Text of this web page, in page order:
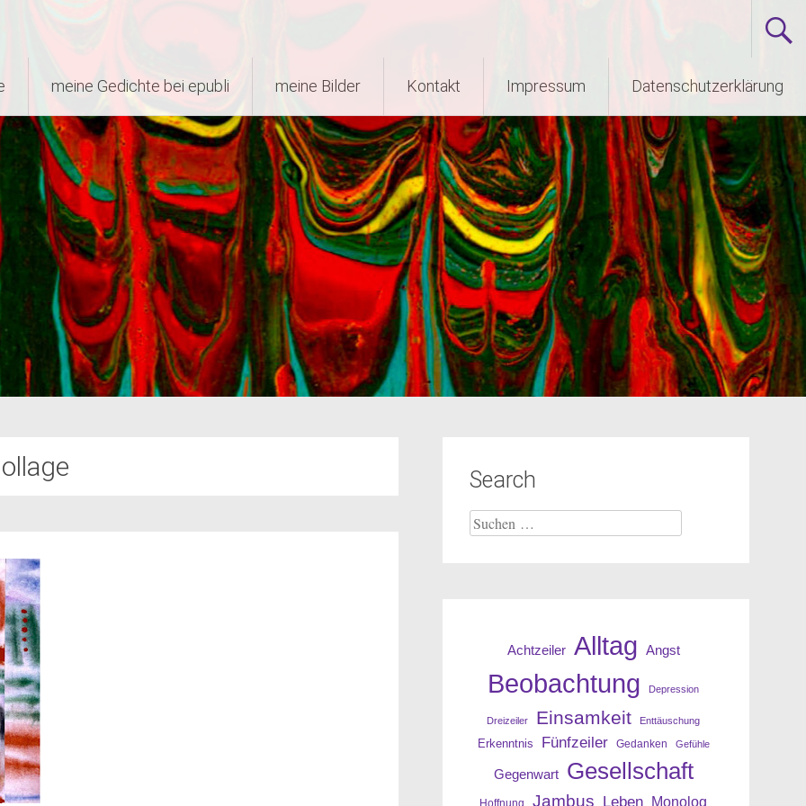
meine Gedichte bei epubli meine Bilder Kontakt Impressum Datenschutzerklärung
Search
Suche
nach:
Achtzeiler Alltag Angst
Beobachtung Depression
Dreizeiler Einsamkeit Enttäuschung
Erkenntnis Fünfzeiler Gedanken Gefühle
Gegenwart Gesellschaft
Hoffnung Jambus Leben Monolog